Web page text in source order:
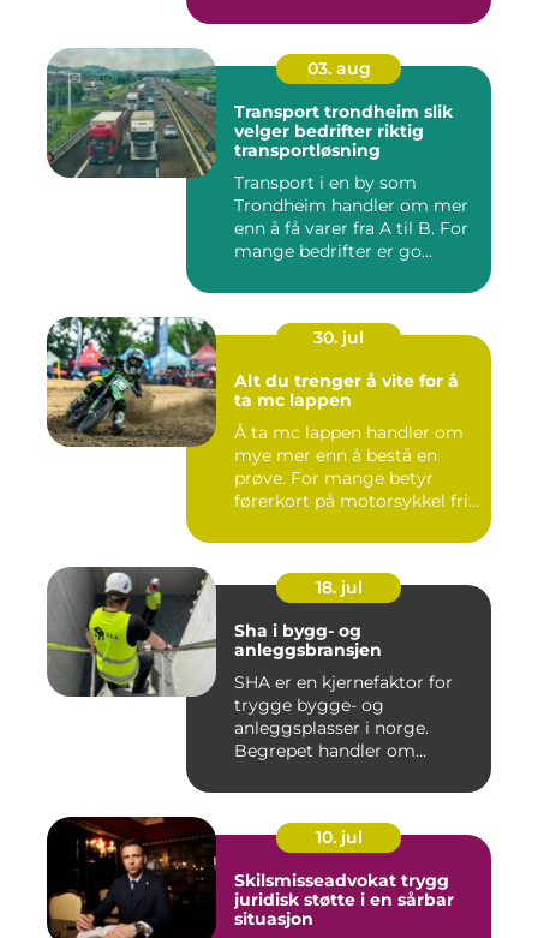
03. aug
Transport trondheim slik
velger bedrifter riktig
transportløsning
Transport i en by som
Trondheim handler om mer
enn å få varer fra A til B. For
mange bedrifter er go...
30. jul
Alt du trenger å vite for å
ta mc lappen
Å ta mc lappen handler om
mye mer enn å bestå en
prøve. For mange betyr
førerkort på motorsykkel fri...
18. jul
Sha i bygg- og
anleggsbransjen
SHA er en kjernefaktor for
trygge bygge- og
anleggsplasser i norge.
Begrepet handler om
10. jul
Skilsmisseadvokat trygg
juridisk støtte i en sårbar
situasjon